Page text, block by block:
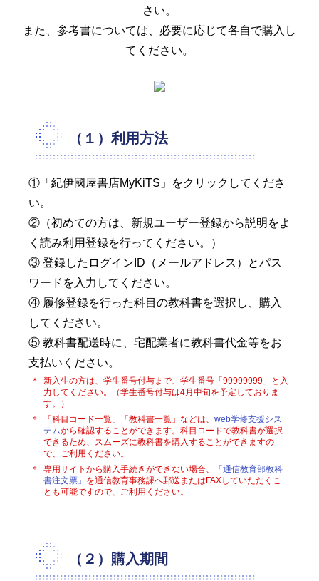
さい。
また、参考書については、必要に応じて各自で購入し
てください。
（１）利用方法
①「紀伊國屋書店MyKiTS」をクリックしてくださ
い。
②（初めての方は、新規ユーザー登録から説明をよ
く読み利用登録を行ってください。）
③ 登録したログインID（メールアドレス）とパス
ワードを入力してください。
④ 履修登録を行った科目の教科書を選択し、購入
してください。
⑤ 教科書配送時に、宅配業者に教科書代金等をお
支払いください。
＊
新入生の方は、学生番号付与まで、学生番号「99999999」と入
力してください。（学生番号付与は4月中旬を予定しておりま
す。
）
＊
「科目コード一覧」「教科書一覧」などは、 web学修支援シス
テムから確認することができます。科目コードで教科書が選択
できるため、スムーズに教科書を購入することができますの
で、ご利用ください。
＊
専用サイトから購入手続きができない場合、
「通信教育部教科
書注文票」 を通信教育事務課へ郵送またはFAXしていただくこ
とも可能ですので、ご利用ください。
（２）購入期間